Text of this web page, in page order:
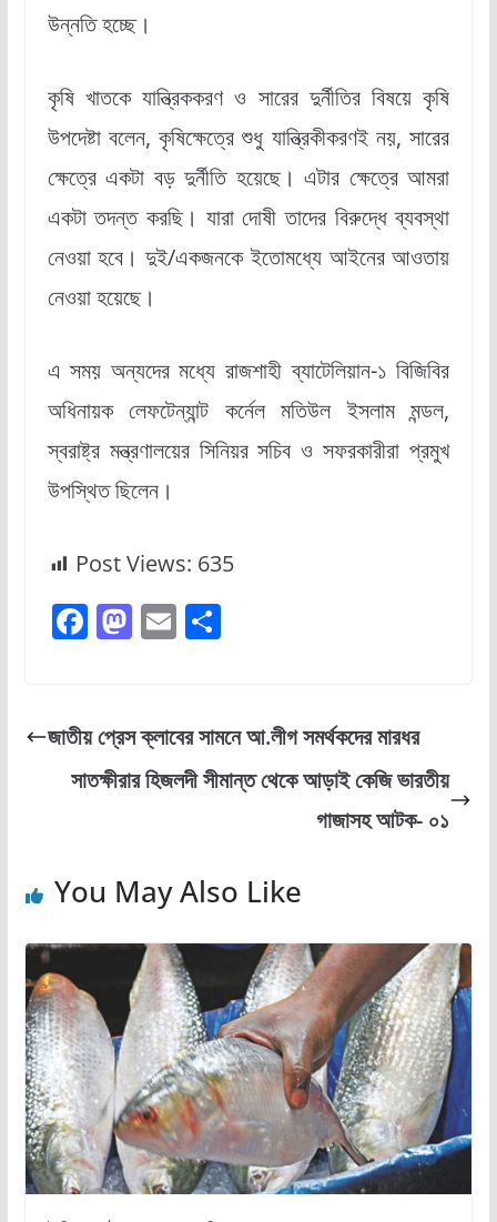
উন্নতি হচ্ছে।
কৃষি খাতকে যান্ত্রিককরণ ও সারের দুর্নীতির বিষয়ে কৃষি
উপদেষ্টা বলেন, কৃষিক্ষেত্রে শুধু যান্ত্রিকীকরণই নয়, সারের
ক্ষেত্রে একটা বড় দুর্নীতি হয়েছে। এটার ক্ষেত্রে আমরা
একটা তদন্ত করছি। যারা দোষী তাদের বিরুদ্ধে ব্যবস্থা
নেওয়া হবে। দুই/একজনকে ইতোমধ্যে আইনের আওতায়
নেওয়া হয়েছে।
এ সময় অন্যদের মধ্যে রাজশাহী ব্যাটেলিয়ান-১ বিজিবির
অধিনায়ক লেফটেন্যান্ট কর্নেল মতিউল ইসলাম মন্ডল,
স্বরাষ্ট্র মন্ত্রণালয়ের সিনিয়র সচিব ও সফরকারীরা প্রমুখ
উপস্থিত ছিলেন।
Post Views: 635
F
a
e
b
o
M
a
o
d
o
E
m
l
S
e
জাতীয় প্রেস ক্লাবের সামনে আ.লীগ সমর্থকদের মারধর
সাতক্ষীরার হিজলদী সীমান্ত থেকে আড়াই কেজি ভারতীয়
গাজাসহ আটক- ০১
You May Also Like